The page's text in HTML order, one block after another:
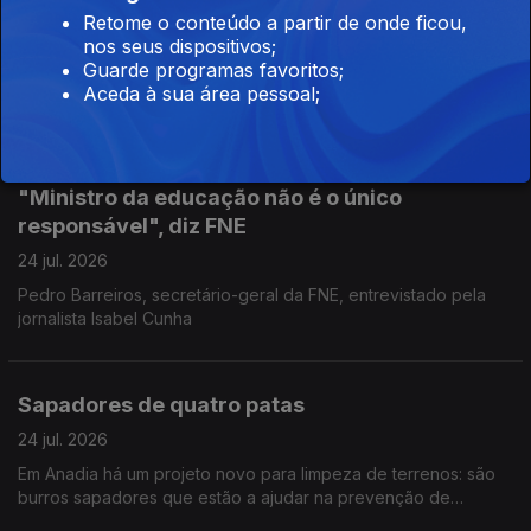
Incêndios: o mapa nacional
27 jul. 2026
Ponto de situação no mapa dos incêndios pela voz do
Comandante Paulo Santos, Oficial de Operações de
"Ministro da educação não é o único
responsável", diz FNE
24 jul. 2026
Pedro Barreiros, secretário-geral da FNE, entrevistado pela
jornalista Isabel Cunha
Sapadores de quatro patas
24 jul. 2026
Em Anadia há um projeto novo para limpeza de terrenos: são
burros sapadores que estão a ajudar na prevenção de
Retome o conteúdo a partir de onde ficou,
nos seus dispositivos;
Guarde programas favoritos;
Aceda à sua área pessoal;